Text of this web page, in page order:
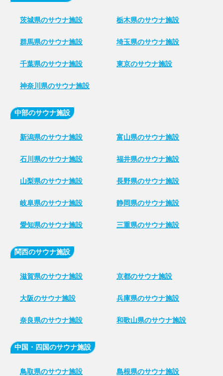
茨城県のサウナ施設 栃木県のサウナ施設
群馬県のサウナ施設 埼玉県のサウナ施設
千葉県のサウナ施設 東京のサウナ施設
神奈川県のサウナ施設
中部のサウナ施設
新潟県のサウナ施設 富山県のサウナ施設
石川県のサウナ施設 福井県のサウナ施設
山梨県のサウナ施設 長野県のサウナ施設
岐阜県のサウナ施設 静岡県のサウナ施設
愛知県のサウナ施設 三重県のサウナ施設
関西のサウナ施設
滋賀県のサウナ施設 京都のサウナ施設
大阪のサウナ施設 兵庫県のサウナ施設
奈良県のサウナ施設 和歌山県のサウナ施設
中国・四国のサウナ施設
鳥取県のサウナ施設 島根県のサウナ施設